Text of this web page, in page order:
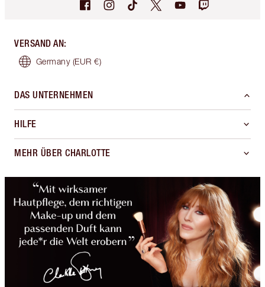
VERSAND AN:
Germany (EUR €)
DAS UNTERNEHMEN
HILFE
MEHR ÜBER CHARLOTTE